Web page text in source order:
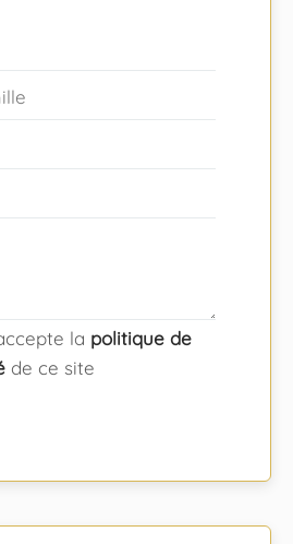
la politique de
de ce site